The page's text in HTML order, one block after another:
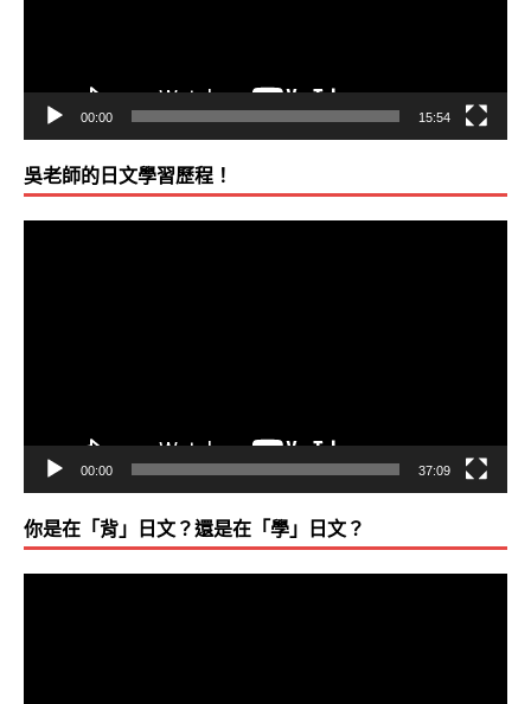
00:00 15:54
吳老師的日文學習歷程！
00:00 37:09
你是在「背」日文？還是在「學」日文？